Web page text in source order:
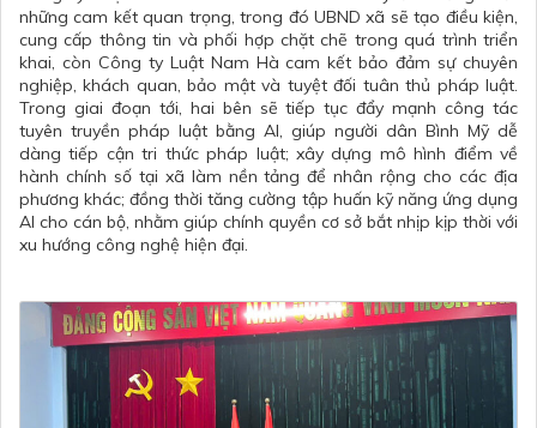
những cam kết quan trọng, trong đó UBND xã sẽ tạo điều kiện,
cung cấp thông tin và phối hợp chặt chẽ trong quá trình triển
khai, còn Công ty Luật Nam Hà cam kết bảo đảm sự chuyên
nghiệp, khách quan, bảo mật và tuyệt đối tuân thủ pháp luật.
Trong giai đoạn tới, hai bên sẽ tiếp tục đẩy mạnh công tác
tuyên truyền pháp luật bằng AI, giúp người dân Bình Mỹ dễ
dàng tiếp cận tri thức pháp luật; xây dựng mô hình điểm về
hành chính số tại xã làm nền tảng để nhân rộng cho các địa
phương khác; đồng thời tăng cường tập huấn kỹ năng ứng dụng
AI cho cán bộ, nhằm giúp chính quyền cơ sở bắt nhịp kịp thời với
xu hướng công nghệ hiện đại.